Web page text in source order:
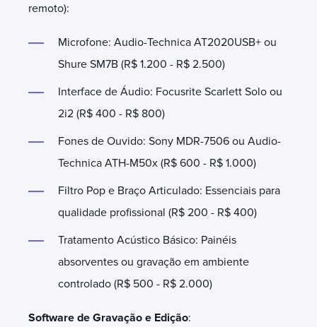
remoto):
Microfone: Audio-Technica AT2020USB+ ou
Shure SM7B (R$ 1.200 - R$ 2.500)
Interface de Áudio: Focusrite Scarlett Solo ou
2i2 (R$ 400 - R$ 800)
Fones de Ouvido: Sony MDR-7506 ou Audio-
Technica ATH-M50x (R$ 600 - R$ 1.000)
Filtro Pop e Braço Articulado: Essenciais para
qualidade profissional (R$ 200 - R$ 400)
Tratamento Acústico Básico: Painéis
absorventes ou gravação em ambiente
controlado (R$ 500 - R$ 2.000)
Software de Gravação e Edição: